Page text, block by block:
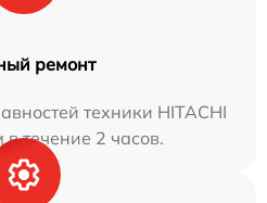
ремонт
техники HITACHI
течение 2 часов.